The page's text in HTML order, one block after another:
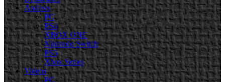
Análisis
PC
PS4
XBOX ONE
Nintendo Switch
PS5
Xbox Series
Videos
PC